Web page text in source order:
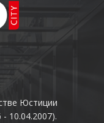
Юстиции
10.04.2007).